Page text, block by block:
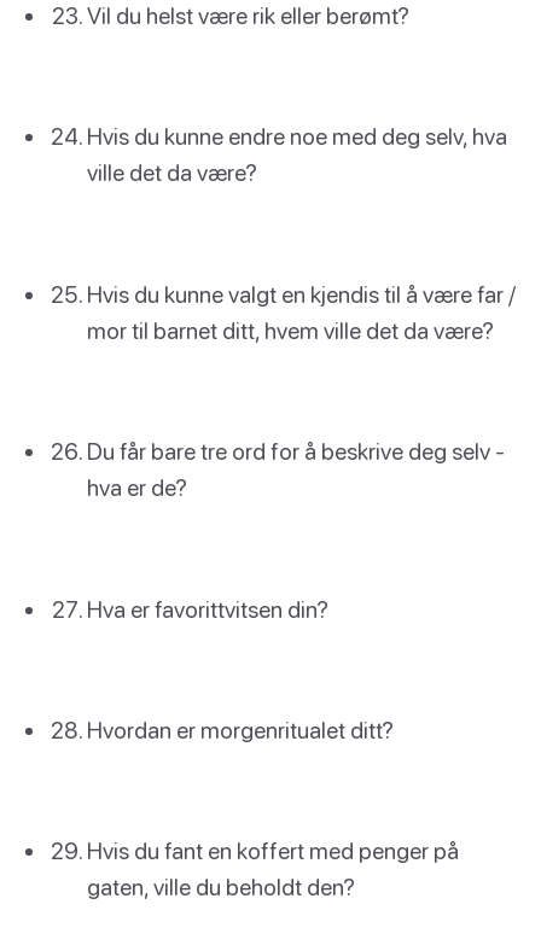
Vil du helst være rik eller berømt?
Hvis du kunne endre noe med deg selv, hva
ville det da være?
Hvis du kunne valgt en kjendis til å være far /
mor til barnet ditt, hvem ville det da være?
Du får bare tre ord for å beskrive deg selv -
hva er de?
Hva er favorittvitsen din?
Hvordan er morgenritualet ditt?
Hvis du fant en koffert med penger på
gaten, ville du beholdt den?